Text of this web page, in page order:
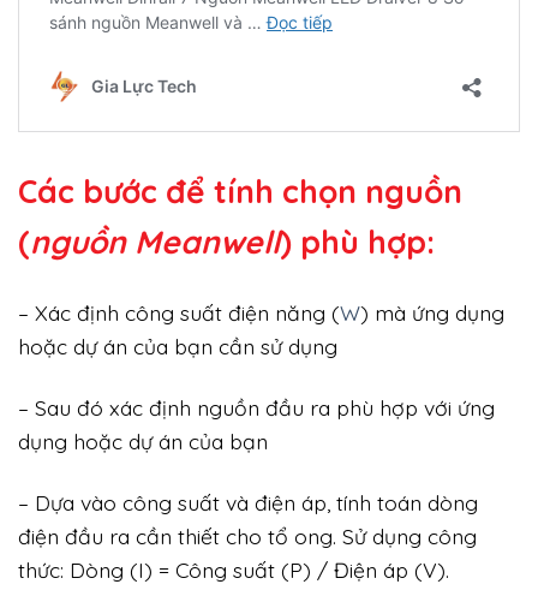
Các bước để tính chọn nguồn
(nguồn Meanwell) phù hợp:
– Xác định công suất điện năng (W) mà ứng dụng
hoặc dự án của bạn cần sử dụng
– Sau đó xác định nguồn đầu ra phù hợp với ứng
dụng hoặc dự án của bạn
– Dựa vào công suất và điện áp, tính toán dòng
điện đầu ra cần thiết cho tổ ong. Sử dụng công
thức: Dòng (I) = Công suất (P) / Điện áp (V).